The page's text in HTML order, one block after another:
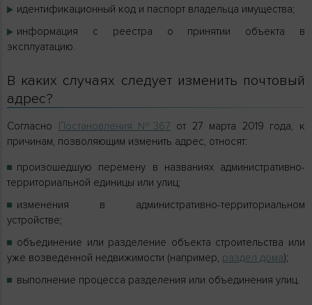
идентификационный код и паспорт владельца имущества;
информация с реестра о принятии объекта в
эксплуатацию.
В каких случаях следует изменить почтовый
адрес?
Согласно Постановления №367 от 27 марта 2019 года, к
причинам, позволяющим изменить адрес, относят:
произошедшую перемену в названиях административно-
территориальной единицы или улиц;
изменения в административно-территориальном
устройстве;
объединение или разделение объекта строительства или
уже возведенной недвижимости (например, раздел дома);
выполнение процесса разделения или объединения улиц.